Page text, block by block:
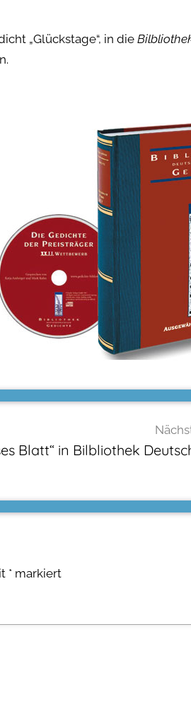
„Glückstage“, in die
Blatt“ in Bilbliothek
* markiert